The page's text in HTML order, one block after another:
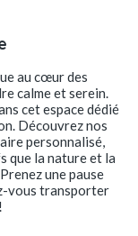
au cœur des
calme et serein.
cet espace dédié
Découvrez nos
personnalisé,
que la nature et la
une pause
vous transporter